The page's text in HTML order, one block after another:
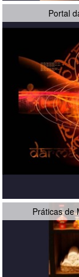
Portal
Práticas de